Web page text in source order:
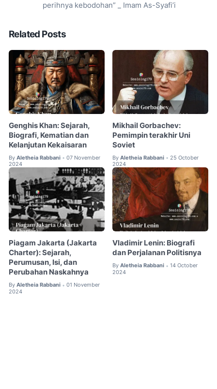
perihnya kebodohan” _ Imam As-Syafi’i
Related Posts
Genghis Khan: Sejarah,
Biografi, Kematian dan
Kelanjutan Kekaisaran
By Aletheia Rabbani • 07 November
2024
Mikhail Gorbachev:
Pemimpin terakhir Uni
Soviet
By Aletheia Rabbani • 25 October
2024
Piagam Jakarta (Jakarta
Charter): Sejarah,
Perumusan, Isi, dan
Perubahan Naskahnya
By Aletheia Rabbani • 01 November
2024
Vladimir Lenin: Biografi
dan Perjalanan Politisnya
By Aletheia Rabbani • 14 October
2024